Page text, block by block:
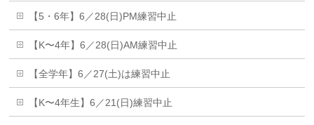
【5・6年】6／28(日)PM練習中止
【K〜4年】6／28(日)AM練習中止
【全学年】6／27(土)は練習中止
【K〜4年生】6／21(日)練習中止